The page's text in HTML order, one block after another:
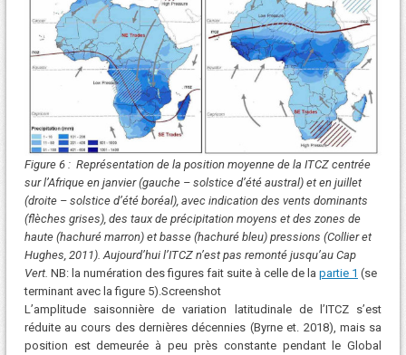
Figure 6 : Représentation de la position moyenne de la ITCZ centrée
sur l’Afrique en janvier (gauche – solstice d’été austral) et en juillet
(droite – solstice d’été boréal), avec indication des vents dominants
(flèches grises), des taux de précipitation moyens et des zones de
haute (hachuré marron) et basse (hachuré bleu) pressions (Collier et
Hughes, 2011). Aujourd’hui l’ITCZ n’est pas remonté jusqu’au Cap
Vert. NB: la numération des figures fait suite à celle de la partie 1 (se
terminant avec la figure 5).Screenshot
L’amplitude saisonnière de variation latitudinale de l’ITCZ s’est
réduite au cours des dernières décennies (Byrne et. 2018), mais sa
position est demeurée à peu près constante pendant le Global